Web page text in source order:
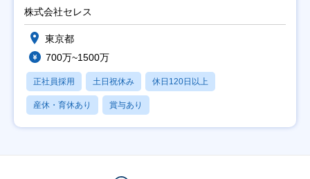
株式会社セレス
東京都
700万~1500万
正社員採用 土日祝休み 休日120日以上
産休・育休あり 賞与あり